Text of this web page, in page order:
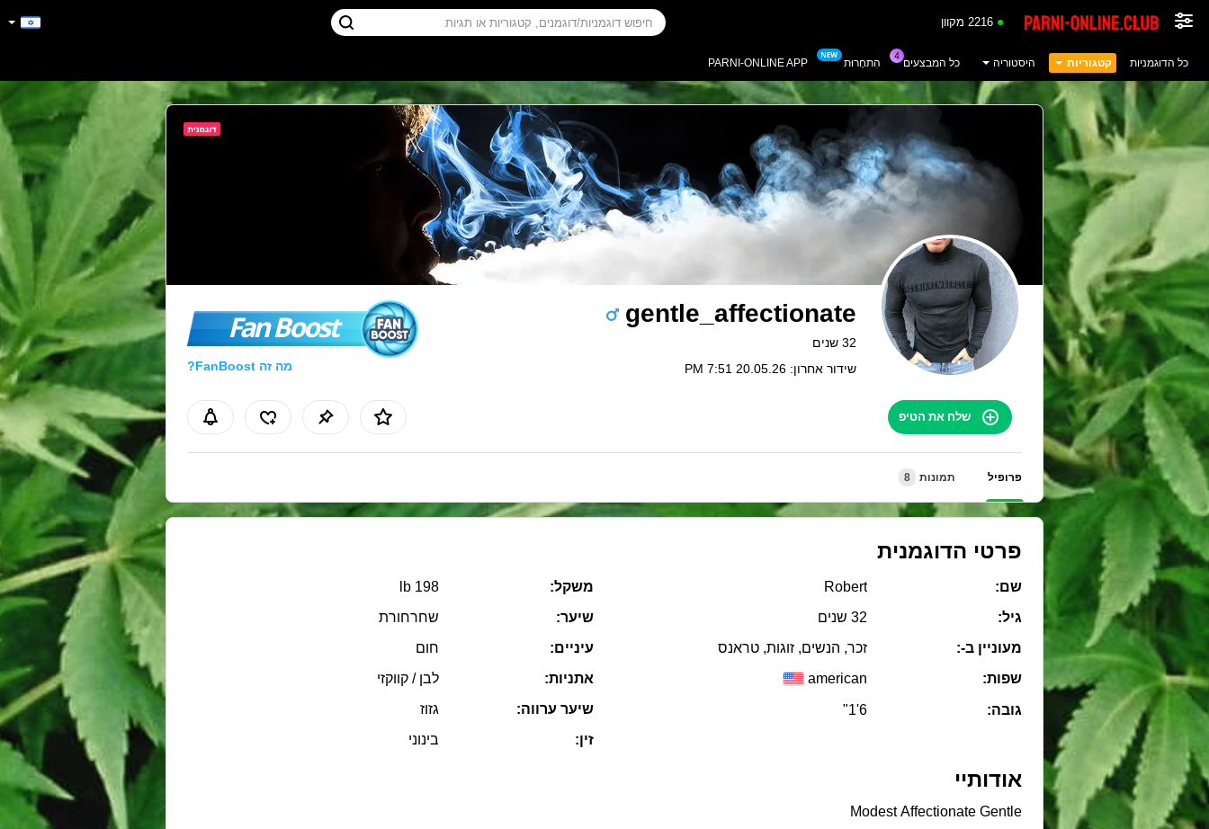
2216 מקוון
כל הדוגמניות קטגוריות היסטוריה כל המבצעים הִתחָרוּת PARNI-ONLINE APP
gentle_affectionate
32 שנים
שידור אחרון: 20.05.26 7:51 PM
Fan Boost
מה זה FanBoost?
שלח את הטיפ
פרופיל תמונות 8
פרטי הדוגמנית
שם:
Robert
גיל:
32 שנים
מעוניין ב-:
זכר, הנשים, זוגות, טראנס
שפות:
american
גובה: 6'1"
משקל:
198 lb
שיער:
שחרחורת
עיניים:
חום
אתניות:
לבן / קווקזי
שיער ערווה:
גזוז
זין:
בינוני
אודותיי
Modest Affectionate Gentle